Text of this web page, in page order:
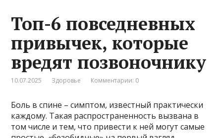
Топ-6 повседневных
привычек, которые
вредят позвоночнику
10.07.2025 Здоровье Комментарии: 0
Боль в спине – симптом, известный практически
каждому. Такая распространенность вызвана в
том числе и тем, что привести к ней могут самые